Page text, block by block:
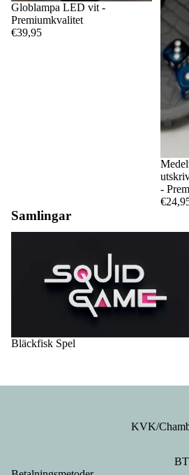
Globlampa LED vit -
Premiumkvalitet
€39,95
-
Samlingar
Bläckfisk Spel
KVK/